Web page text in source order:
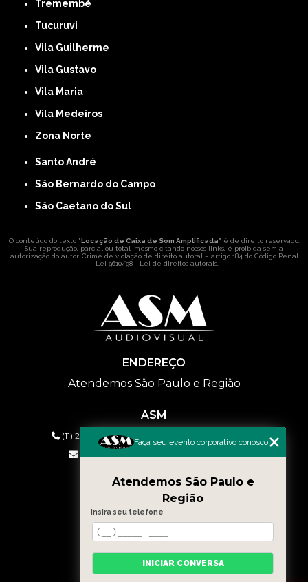
Tremembé
Tucuruvi
Vila Guilherme
Vila Gustavo
Vila Maria
Vila Medeiros
Zona Norte
Santo André
São Bernardo do Campo
São Caetano do Sul
O conteúdo do texto "Locação de Caixa de Som Amplificada" é de direito reservado.
Sua reprodução, parcial ou total, mesmo citando nossos links, é proibida sem a
autorização do autor. Crime de violação de direito autoral – artigo 184 do Código Penal
– Lei 9610/98 - Lei de direitos autorais
ENDEREÇO
Atendemos São Paulo e Região
ASM
(11) 2626-2019 (11) 99577-9954
eventos@asmaudiovisual.com.br
MENU
HOME
QUEM SOMOS
SERVIÇOS
CONTATO
BLOG
Faça seu evento corporativo conosco
Atendemos São Paulo e
Região
Insira seu telefone
INICIAR CONVERSA